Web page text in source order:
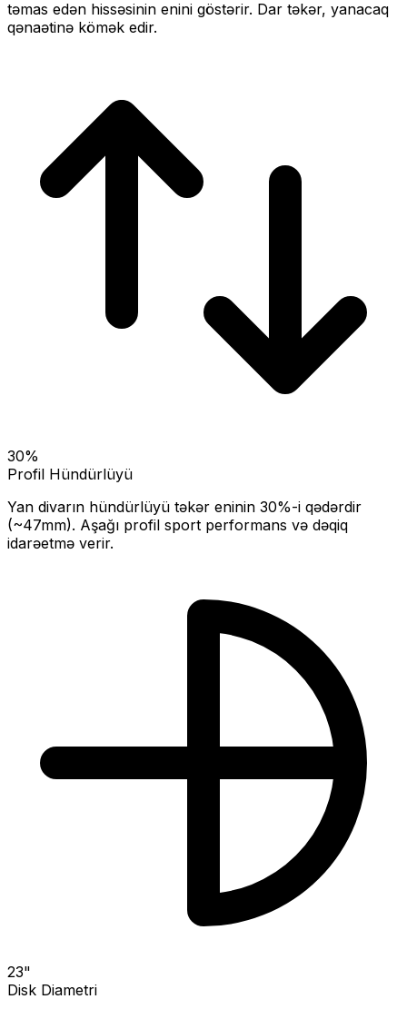
təmas edən hissəsinin enini göstərir. Dar təkər, yanacaq
qənaətinə kömək edir.
30%
Profil Hündürlüyü
Yan divarın hündürlüyü təkər eninin 30%-i qədərdir
(~47mm). Aşağı profil sport performans və dəqiq
idarəetmə verir.
23"
Disk Diametri